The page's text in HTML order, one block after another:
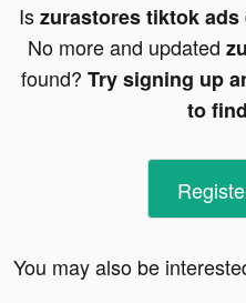
Iszurastores tiktok ads
No more and updated
found? Try signing up
to
You may also be